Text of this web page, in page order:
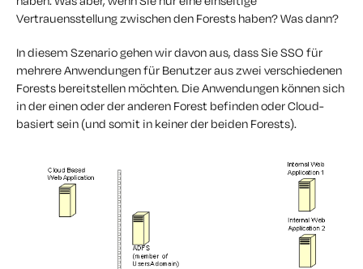
Vertrauensstellung zwischen den Forests haben? Was dann?
In diesem Szenario gehen wir davon aus, dass Sie SSO für
mehrere Anwendungen für Benutzer aus zwei verschiedenen
Forests bereitstellen möchten. Die Anwendungen können sich
in der einen oder der anderen Forest befinden oder Cloud-
basiert sein (und somit in keiner der beiden Forests).